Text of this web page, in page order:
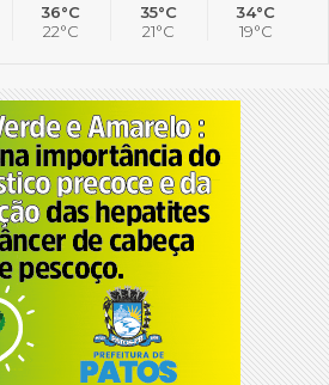
36°C
22°C
35°C
21°C
34°C
19°C